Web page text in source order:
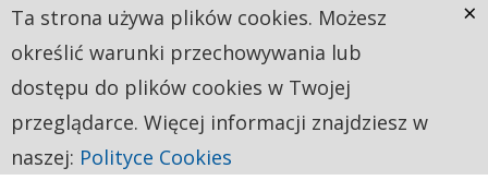
Ta strona używa plików cookies. Możesz
określić warunki przechowywania lub
dostępu do plików cookies w Twojej
przeglądarce. Więcej informacji znajdziesz w
naszej: Polityce Cookies
×